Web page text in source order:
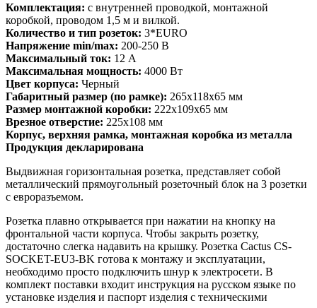
Комплектация: с внутренней проводкой, монтажной
коробкой, проводом 1,5 м и вилкой.
Количество и тип розеток: 3*EURO
Напряжение min/max: 200-250 В
Максимальный ток: 12 А
Максимальная мощность: 4000 Вт
Цвет корпуса: Черный
Габаритный размер (по рамке): 265x118x65 мм
Размер монтажной коробки: 222х109х65 мм
Врезное отверстие: 225х108 мм
Корпус, верхняя рамка, монтажная коробка из металла
Продукция декларирована
Выдвижная горизонтальная розетка, представляет собой
металлический прямоугольный розеточный блок на 3 розетки
с евроразъемом.
Розетка плавно открывается при нажатии на кнопку на
фронтальной части корпуса. Чтобы закрыть розетку,
достаточно слегка надавить на крышку. Розетка Cactus CS-
SOCKET-EU3-BK готова к монтажу и эксплуатации,
необходимо просто подключить шнур к электросети. В
комплект поставки входит инструкция на русском языке по
установке изделия и паспорт изделия с техническими